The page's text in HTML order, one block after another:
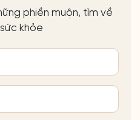
phiền muộn, tìm về
khỏe